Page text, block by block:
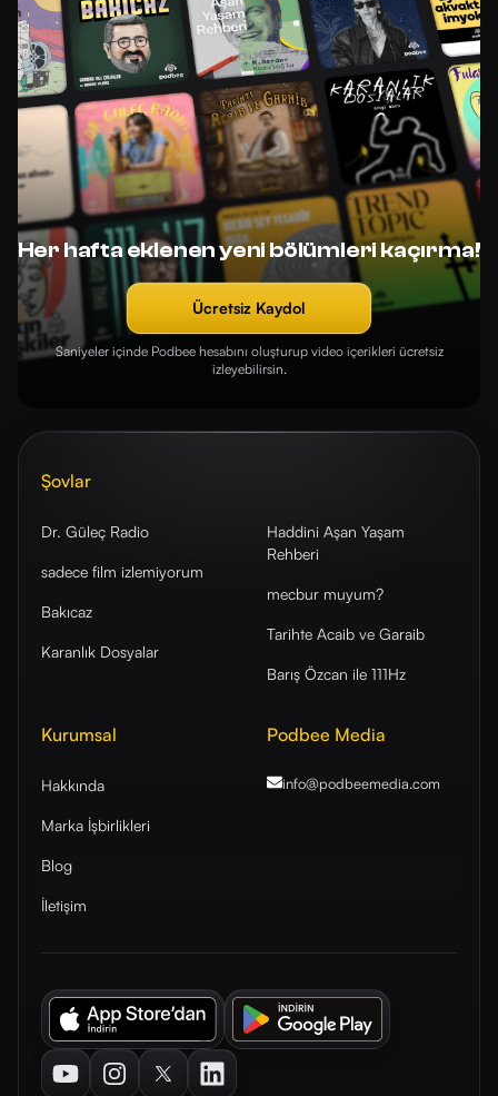
Her hafta eklenen yeni bölümleri kaçırma!
Ücretsiz Kaydol
Saniyeler içinde Podbee hesabını oluşturup video içerikleri ücretsiz
izleyebilirsin.
Şovlar
Dr. Güleç Radio
sadece film izlemiyorum
Bakıcaz
Karanlık Dosyalar
Haddini Aşan Yaşam
Rehberi
mecbur muyum?
Tarihte Acaib ve Garaib
Barış Özcan ile 111Hz
Kurumsal
Hakkında
Marka İşbirlikleri
Blog
İletişim
Podbee Media
info@podbeemedia.com
YoutubeInstagramTwitterLinkedIn